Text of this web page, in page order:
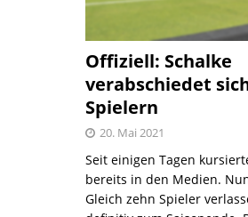
Offiziell: Schalke
verabschiedet
Spielern
20. Mai 2021
Seit einigen Tagen
bereits in den Medien.
Gleich zehn Spieler